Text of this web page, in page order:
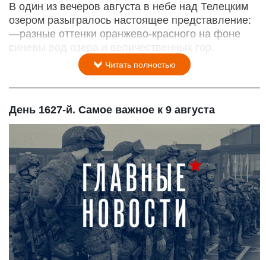
В один из вечеров августа в небе над Телецким
озером разыгралось настоящее представление:
—разные оттенки оранжево-красного на фоне
синевы вод озера и величественных гор.
Читать полностью
День 1627-й. Самое важное к 9 августа